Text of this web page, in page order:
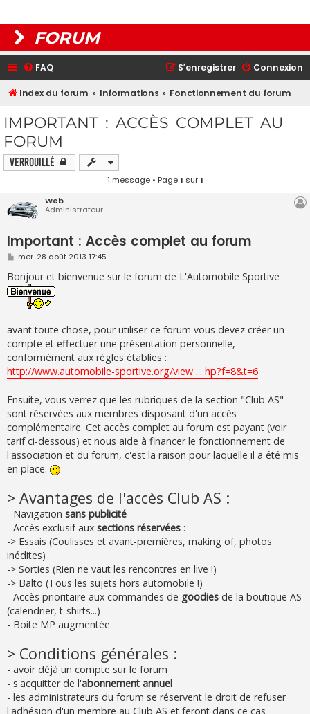
FORUM
FAQ Connexion
S’enregistrer
Index du forum Informations Fonctionnement du forum
IMPORTANT : ACCÈS COMPLET AU
FORUM
Verrouillé
1 message • Page1 sur1
Web
Administrateur
Important : Accès complet au forum
M
s
s
a
mer. 28 août 2013 17:45
Bonjour et bienvenue sur le forum de L'Automobile Sportive
avant toute chose, pour utiliser ce forum vous devez créer un
compte et effectuer une présentation personnelle,
conformément aux règles établies :
http://www.automobile-sportive.org/view ... hp?f=8&t=6
Ensuite, vous verrez que les rubriques de la section "Club AS"
sont réservées aux membres disposant d'un accès
complémentaire. Cet accès complet au forum est payant (voir
tarif ci-dessous) et nous aide à financer le fonctionnement de
l'association et du forum, c'est la raison pour laquelle il a été mis
en place.
> Avantages de l'accès Club AS :
- Navigation sans publicité
- Accès exclusif aux sections réservées :
-> Essais (Coulisses et avant-premières, making of, photos
inédites)
-> Sorties (Rien ne vaut les rencontres en live !)
-> Balto (Tous les sujets hors automobile !)
- Accès prioritaire aux commandes de goodies de la boutique AS
(calendrier, t-shirts...)
- Boite MP augmentée
> Conditions générales :
- avoir déjà un compte sur le forum
- s'acquitter de l'abonnement annuel
- les administrateurs du forum se réservent le droit de refuser
l'adhésion d'un membre au Club AS et feront dans ce cas